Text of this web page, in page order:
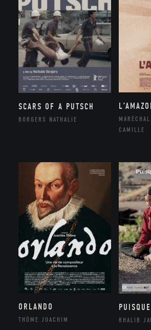
SCARS OF A PUTSCH
BORGERS NATHALIE
CAMILLE
ORLANDO
THÔME JOACHIM RHALIB